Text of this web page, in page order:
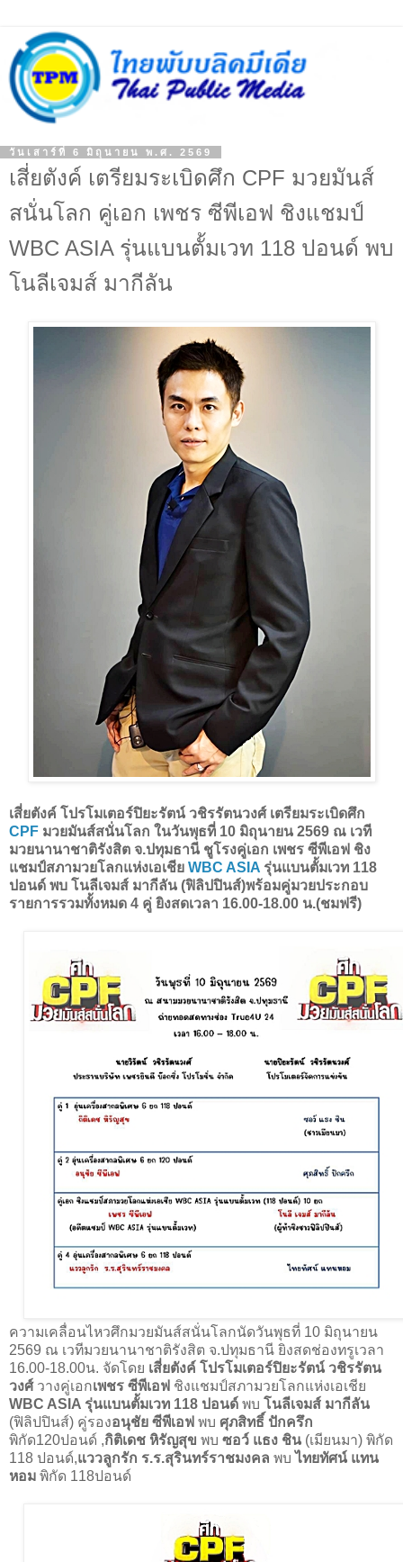
วันเสาร์ที่ 6 มิถุนายน พ.ศ. 2569
เสี่ยตังค์ เตรียมระเบิดศึก CPF มวยมันส์
สนั่นโลก คู่เอก เพชร ซีพีเอฟ ชิงแชมป์
WBC ASIA รุ่นแบนตั้มเวท 118 ปอนด์ พบ
โนลีเจมส์ มากีลัน
เสี่ยตังค์ โปรโมเตอร์ปิยะรัตน์ วชิรรัตนวงศ์ เตรียมระเบิดศึก
CPF มวยมันส์สนั่นโลก ในวันพุธที่ 10 มิถุนายน 2569 ณ เวที
มวยนานาชาติรังสิต จ.ปทุมธานี ชูโรงคู่เอก เพชร ซีพีเอฟ ชิง
แชมป์สภามวยโลกแห่งเอเชีย WBC ASIA รุ่นแบนตั้มเวท 118
ปอนด์ พบ โนลีเจมส์ มากีลัน (ฟิลิปปินส์)พร้อมคู่มวยประกอบ
รายการรวมทั้งหมด 4 คู่ ยิงสดเวลา 16.00-18.00 น.(ชมฟรี)
ความเคลื่อนไหวศึกมวยมันส์สนั่นโลกนัดวันพุธที่ 10 มิถุนายน
2569 ณ เวทีมวยนานาชาติรังสิต จ.ปทุมธานี ยิงสดช่องทรูเวลา
16.00-18.00น. จัดโดย เสี่ยตังค์ โปรโมเตอร์ปิยะรัตน์ วชิรรัตน
วงศ์วางคู่เอกเพชร ซีพีเอฟ ชิงแชมป์สภามวยโลกแห่งเอเชีย
WBC ASIA รุ่นแบนตั้มเวท 118 ปอนด์ พบ โนลีเจมส์ มากีลัน
(ฟิลิปปินส์) คู่รองอนุชัย ซีพีเอฟ พบ ศุภสิทธิ์ ปักครึก
พิกัด120ปอนด์ ,กิติเดช หิรัญสุข พบ ซอว์ แธง ชิน (เมียนมา) พิกัด
118 ปอนด์,แววลูกรัก ร.ร.สุรินทร์ราชมงคล พบไทยทัศน์ แทน
หอม พิกัด 118ปอนด์